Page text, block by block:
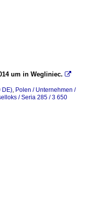
um in Wegliniec. 
DE), Polen / Unternehmen /
/ Seria 285 / 3 650